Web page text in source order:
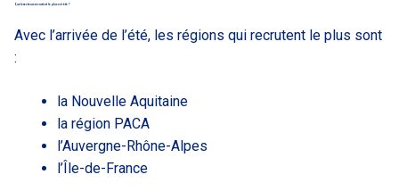
Quels secteurs recrutent le plus cet été ?
Avec l’arrivée de l’été, les régions qui recrutent le plus sont
:
la Nouvelle Aquitaine
la région PACA
l’Auvergne-Rhône-Alpes
l’Île-de-France